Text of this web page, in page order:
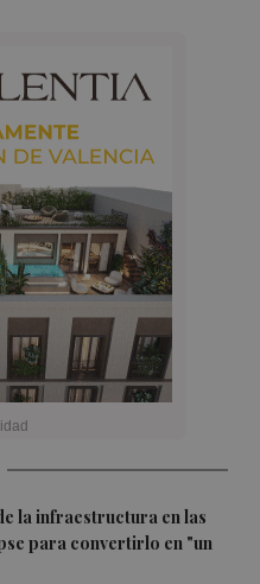
la infraestructura en las
para convertirlo en "un